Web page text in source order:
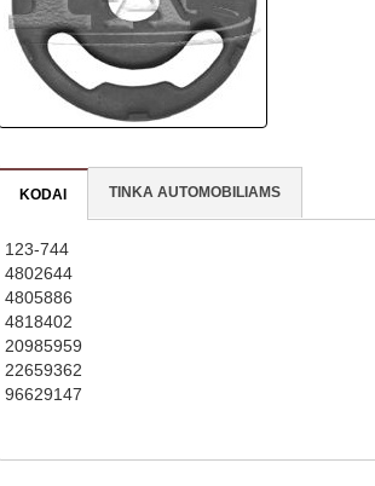
KODAI TINKA AUTOMOBILIAMS
123-744
4802644
4805886
4818402
20985959
22659362
96629147